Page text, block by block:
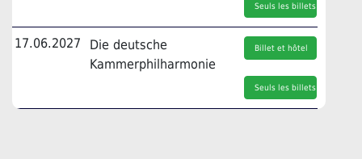
Seuls les billets
17.06.2027
Die deutsche
Kammerphilharmonie
Billet et hôtel
Seuls les billets